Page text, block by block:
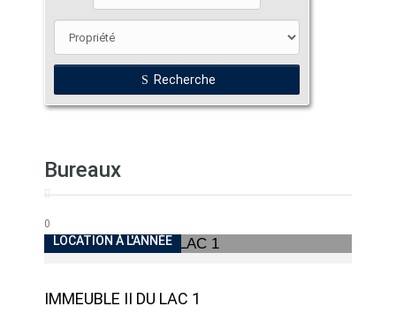
Recherche
Bureaux
0
LOCATION À L'ANNÉE
IMMEUBLE II DU LAC 1